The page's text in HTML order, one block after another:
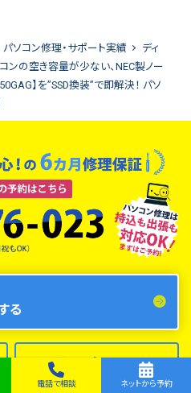
パソコン修理・サポート実績
ディ
ンの空き容量が少ない、NEC製ノー
】を”SSD換装”で即解決！ パソ
る
フォーム
で相談
電話で相談 ネットから予約